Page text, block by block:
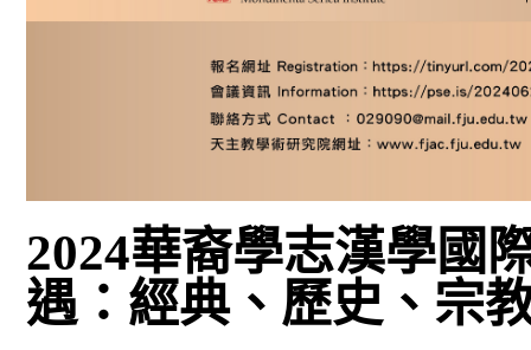
2024華裔學志漢學國
遇：經典、歷史、宗